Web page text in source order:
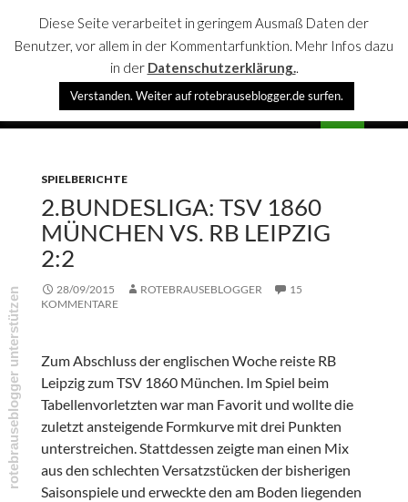
rotebrauseblogger
SPRINGE
SPIELBERICHTE
2.BUNDESLIGA: TSV 1860
MÜNCHEN VS. RB LEIPZIG
2:2
28/09/2015 ROTEBRAUSEBLOGGER
15
KOMMENTARE
Zum Abschluss der englischen Woche reiste RB
Leipzig zum TSV 1860 München. Im Spiel beim
Tabellenvorletzten war man Favorit und wollte die
zuletzt ansteigende Formkurve mit drei Punkten
unterstreichen. Stattdessen zeigte man einen Mix
aus den schlechten Versatzstücken der bisherigen
Saisonspiele und erweckte den am Boden liegenden
Diese Seite verarbeitet in geringem Ausmaß Daten der
Benutzer, vor allem in der Kommentarfunktion. Mehr Infos dazu
in der Datenschutzerklärung..
Verstanden. Weiter auf rotebrauseblogger.de surfen.
rotebrauseblogger unterstützen